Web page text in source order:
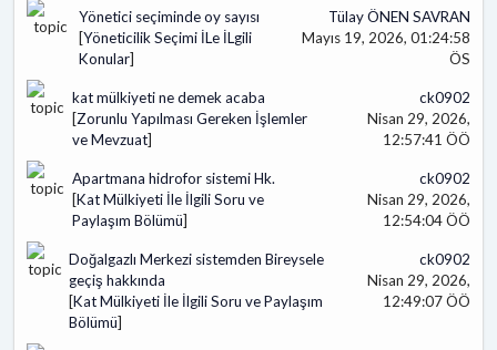
Yönetici seçiminde oy sayısı
[Yöneticilik Seçimi İLe İLgili
Konular]
Tülay ÖNEN SAVRAN
Mayıs 19, 2026, 01:24:58
ÖS
kat mülkiyeti ne demek acaba
[Zorunlu Yapılması Gereken İşlemler
ve Mevzuat]
ck0902
Nisan 29, 2026,
12:57:41 ÖÖ
Apartmana hidrofor sistemi Hk.
[Kat Mülkiyeti İle İlgili Soru ve
Paylaşım Bölümü]
ck0902
Nisan 29, 2026,
12:54:04 ÖÖ
Doğalgazlı Merkezi sistemden Bireysele
geçiş hakkında
[Kat Mülkiyeti İle İlgili Soru ve Paylaşım
Bölümü]
ck0902
Nisan 29, 2026,
12:49:07 ÖÖ